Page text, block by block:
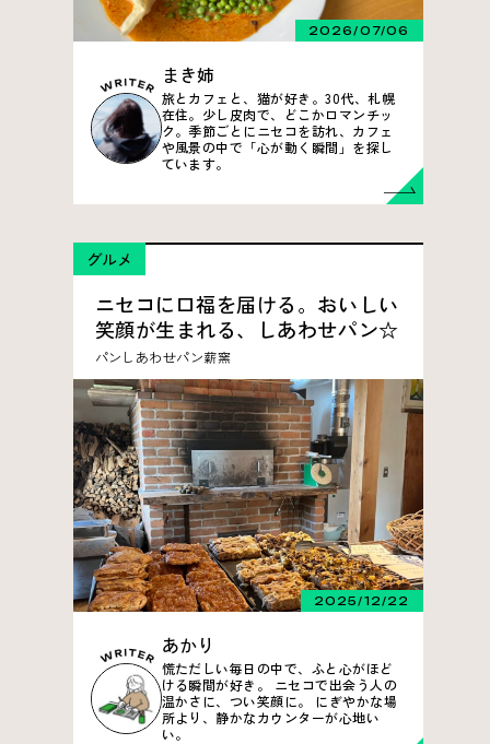
2026/07/06
まき姉
旅とカフェと、猫が好き。30代、札幌
在住。少し皮肉で、どこかロマンチッ
ク。季節ごとにニセコを訪れ、カフェ
や風景の中で「心が動く瞬間」を探し
ています。
グルメ
ニセコに口福を届ける。おいしい
笑顔が生まれる、しあわせパン☆
パン しあわせパン薪窯
2025/12/22
あかり
慌ただしい毎日の中で、ふと心がほど
ける瞬間が好き。 ニセコで出会う人の
温かさに、つい笑顔に。 にぎやかな場
所より、静かなカウンターが心地い
い。